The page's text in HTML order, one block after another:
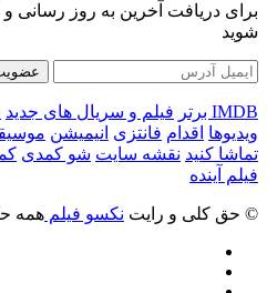
برای دریافت آخرین به روز رسانی
شوید
IMDB برتر فیلم و سریال های جدید
ویدیوها اقدام فانتزی انیمیشن
تماشا کنید نقشه سایت شو کمدی
فیلم آینده
© حق کلی و رایت نکسو فیلم همه